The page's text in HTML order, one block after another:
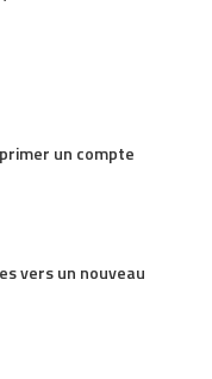
un compte
vers un nouveau